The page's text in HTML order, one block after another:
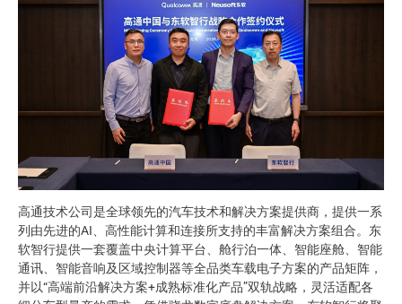
高通技术公司是全球领先的汽车技术和解决方案提供商，提供一系
列由先进的AI、高性能计算和连接所支持的丰富解决方案组合。东
软智行提供一套覆盖中央计算平台、舱行泊一体、智能座舱、智能
通讯、智能音响及区域控制器等全品类车载电子方案的产品矩阵，
并以“高端前沿解决方案+成熟标准化产品”双轨战略，灵活适配各